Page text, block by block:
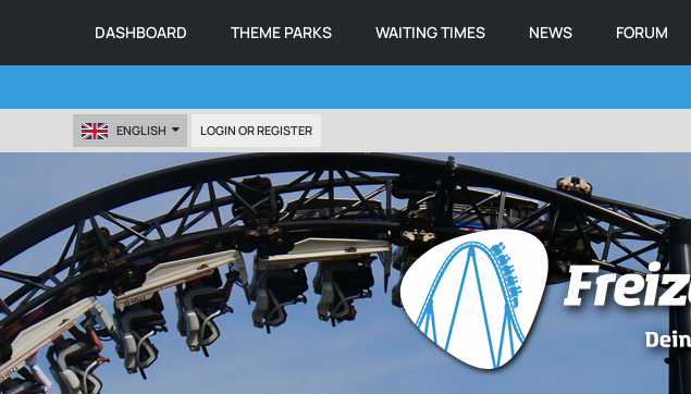
DASHBOARD THEME PARKS WAITING TIMES NEWS FORUM
ENGLISH LOGIN OR REGISTER